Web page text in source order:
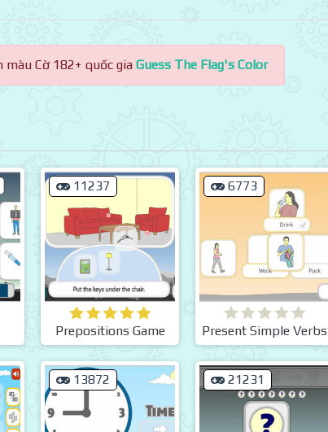
Cờ 182+ quốc gia Guess The Flag's Color
11237
Prepositions Game
6773
Present Simple Verbs
13872 21231